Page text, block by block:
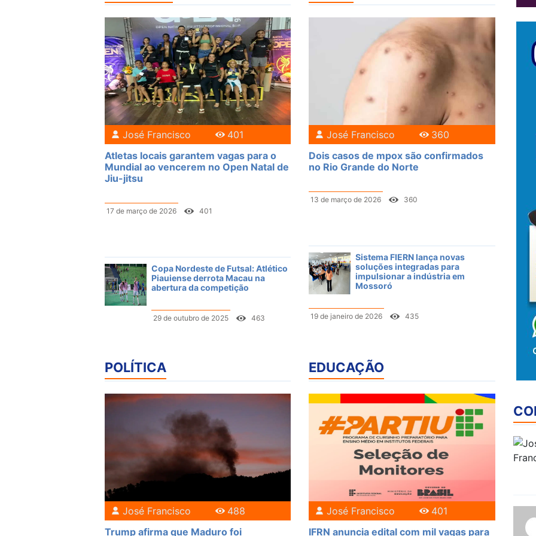
José Francisco
401
Atletas locais garantem vagas para o
Mundial ao vencerem no Open Natal de
Jiu-jitsu
17 de março de 2026 401
Copa Nordeste de Futsal: Atlético
Piauiense derrota Macau na
abertura da competição
29 de outubro de 2025 463
José Francisco
360
Dois casos de mpox são confirmados
no Rio Grande do Norte
13 de março de 2026 360
Sistema FIERN lança novas
soluções integradas para
impulsionar a indústria em
Mossoró
19 de janeiro de 2026 435
POLÍTICA
José Francisco
488
Trump afirma que Maduro foi
EDUCAÇÃO
José Francisco
401
IFRN anuncia edital com mil vagas para